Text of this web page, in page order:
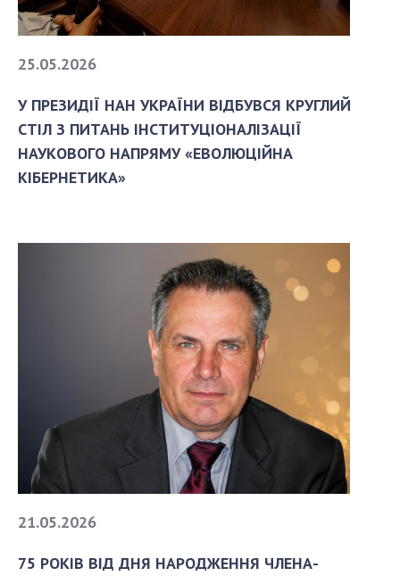
25.05.2026
У ПРЕЗИДІЇ НАН УКРАЇНИ ВІДБУВСЯ КРУГЛИЙ
СТІЛ З ПИТАНЬ ІНСТИТУЦІОНАЛІЗАЦІЇ
НАУКОВОГО НАПРЯМУ «ЕВОЛЮЦІЙНА
КІБЕРНЕТИКА»
21.05.2026
75 РОКІВ ВІД ДНЯ НАРОДЖЕННЯ ЧЛЕНА-